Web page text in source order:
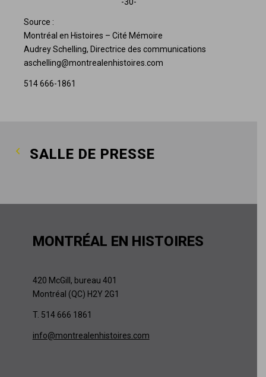
Source :
Montréal en Histoires – Cité Mémoire
Audrey Schelling, Directrice des communications
aschelling@montrealenhistoires.com
514 666-1861
SALLE DE PRESSE
MONTRÉAL EN HISTOIRES
420 McGill, bureau 401
Montréal (QC) H2Y 2G1
T. 514 666 1861
info@montrealenhistoires.com